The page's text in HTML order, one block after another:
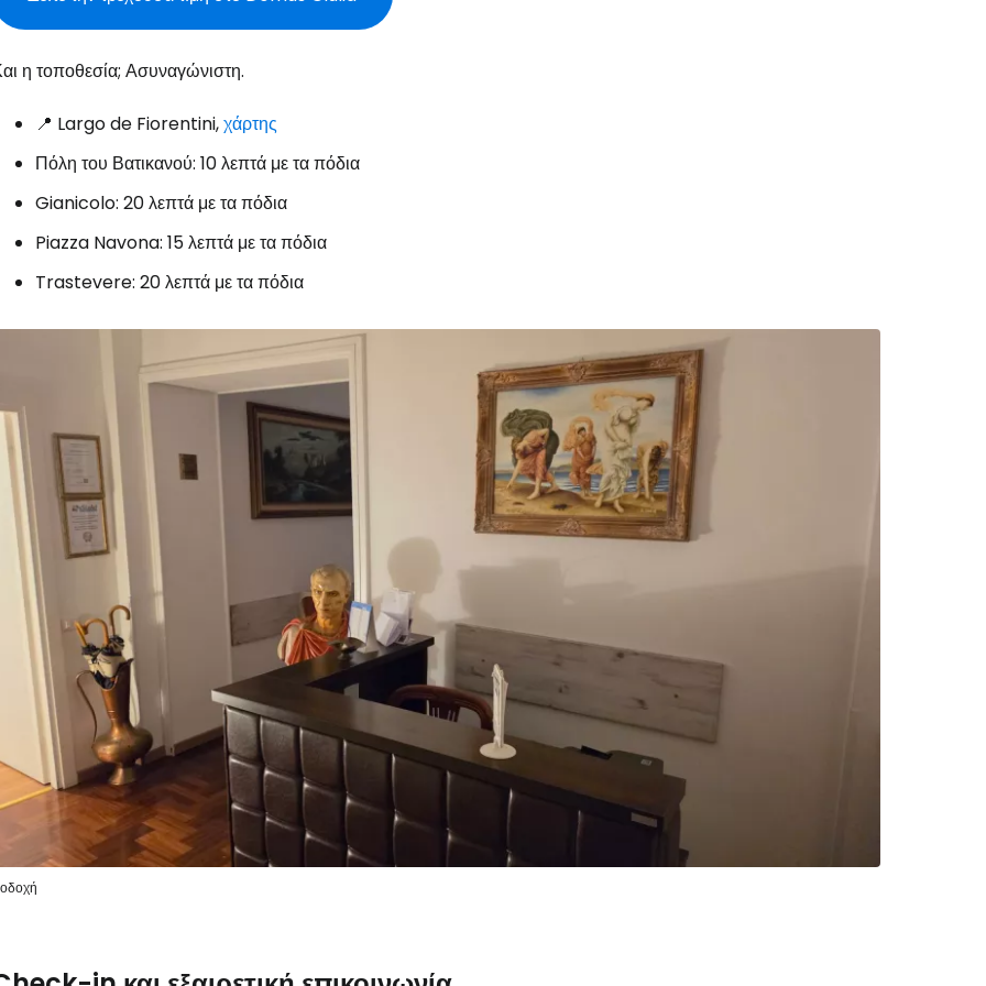
η τοποθεσία; Ασυναγώνιστη.
📍 Largo de Fiorentini,χάρτης
Πόλη του Βατικανού: 10 λεπτά με τα πόδια
Gianicolo: 20 λεπτά με τα πόδια
Piazza Navona: 15 λεπτά με τα πόδια
Trastevere: 20 λεπτά με τα πόδια